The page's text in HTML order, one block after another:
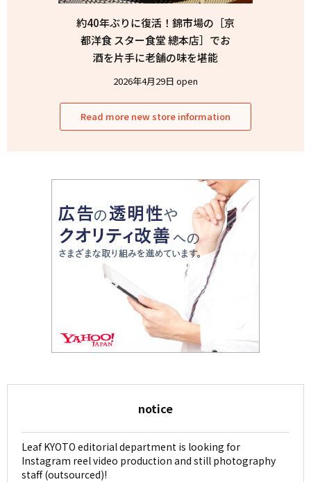
約40年ぶりに復活！錦市場の［京
都洋食 スター食堂 總本店］でお
酒を片手に老舗の味を堪能
2026年4月29日 open
Read more new store information
notice
Leaf KYOTO editorial department is looking for
Instagram reel video production and still photography
staff (outsourced)!